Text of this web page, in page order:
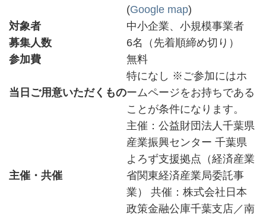
(Google map)
対象者
中小企業、小規模事業者
募集人数
6名（先着順締め切り）
参加費
無料
当日ご用意いただくもの
特になし ※ご参加にはホ
ームページをお持ちである
ことが条件になります。
主催・共催
主催：公益財団法人千葉県
産業振興センター 千葉県
よろず支援拠点（経済産業
省関東経済産業局委託事
業） 共催：株式会社日本
政策金融公庫千葉支店／南